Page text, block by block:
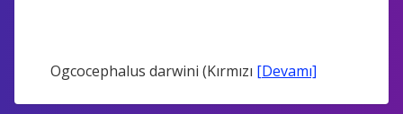
Ogcocephalus darwini (Kırmızı [Devamı]